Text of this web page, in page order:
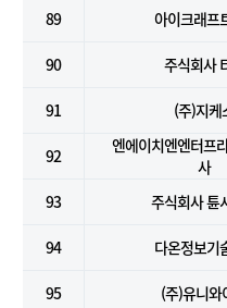
89 아이크래프
90 주식회사
91 (주)지케
92
엔에이치엔엔터프
사
93
주식회사 튠
94 다온정보기
95 (주)유니와